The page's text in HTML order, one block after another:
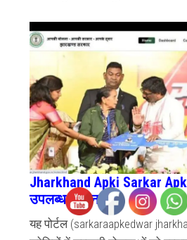
Jharkhand Apki Sarkar
उपलब्ध योजनाएं
यह पोर्टल (sarkaraapkedwar